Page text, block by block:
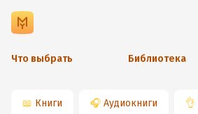
Что выбрать Библиотека
📖 Книги 🎧 Аудиокниги 👌